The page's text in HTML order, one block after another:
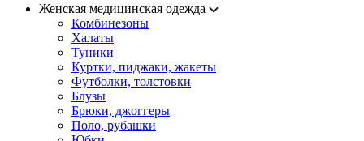
Женская медицинская одежда
Комбинезоны
Халаты
Туники
Куртки, пиджаки, жакеты
Футболки, толстовки
Блузы
Брюки, джоггеры
Поло, рубашки